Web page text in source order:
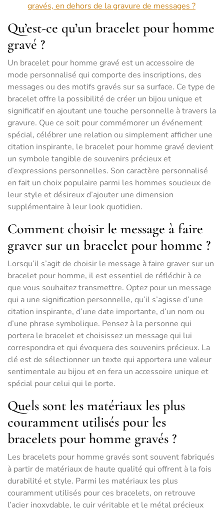
gravés, en dehors de la gravure de messages ?
Qu’est-ce qu’un bracelet pour homme
gravé ?
Un bracelet pour homme gravé est un accessoire de
mode personnalisé qui comporte des inscriptions, des
messages ou des motifs gravés sur sa surface. Ce type de
bracelet offre la possibilité de créer un bijou unique et
significatif en ajoutant une touche personnelle à travers la
gravure. Que ce soit pour commémorer un événement
spécial, célébrer une relation ou simplement afficher une
citation inspirante, le bracelet pour homme gravé devient
un symbole tangible de souvenirs précieux et
d’expressions personnelles. Son caractère personnalisé
en fait un choix populaire parmi les hommes soucieux de
leur style et désireux d’ajouter une dimension
supplémentaire à leur look quotidien.
Comment choisir le message à faire
graver sur un bracelet pour homme ?
Lorsqu’il s’agit de choisir le message à faire graver sur un
bracelet pour homme, il est essentiel de réfléchir à ce
que vous souhaitez transmettre. Optez pour un message
qui a une signification personnelle, qu’il s’agisse d’une
citation inspirante, d’une date importante, d’un nom ou
d’une phrase symbolique. Pensez à la personne qui
portera le bracelet et choisissez un message qui lui
correspondra et qui évoquera des souvenirs précieux. La
clé est de sélectionner un texte qui apportera une valeur
sentimentale au bijou et en fera un accessoire unique et
spécial pour celui qui le porte.
Quels sont les matériaux les plus
couramment utilisés pour les
bracelets pour homme gravés ?
Les bracelets pour homme gravés sont souvent fabriqués
à partir de matériaux de haute qualité qui offrent à la fois
durabilité et style. Parmi les matériaux les plus
couramment utilisés pour ces bracelets, on retrouve
l’acier inoxydable, le cuir véritable et le métal précieux